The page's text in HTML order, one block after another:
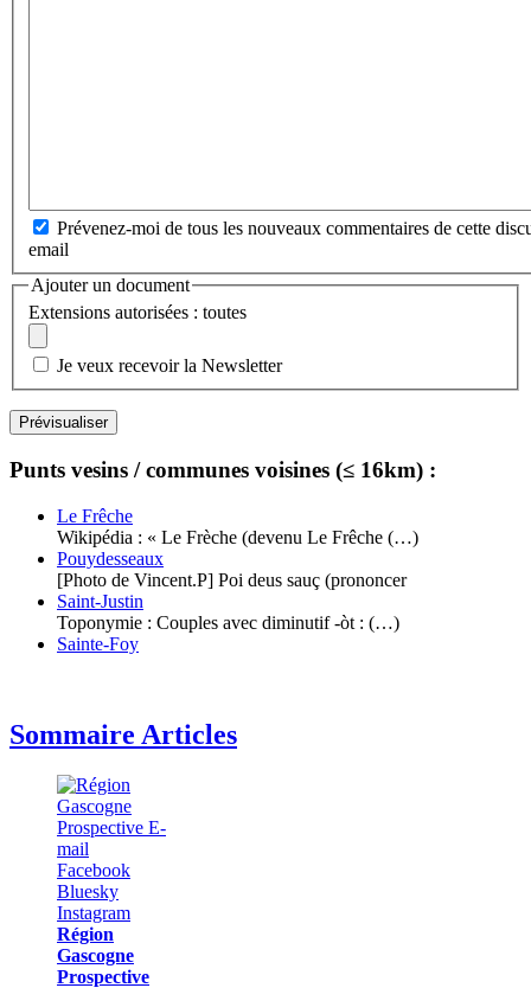
Prévenez-moi de tous les nouveaux commentaires de cette
email
Ajouter un document
Extensions autorisées : toutes
Je veux recevoir la Newsletter
Punts vesins / communes voisines (≤ 16km) :
Le Frêche
Wikipédia : « Le Frèche (devenu Le Frêche (…)
Pouydesseaux
[Photo de Vincent.P] Poi deus sauç (prononcer
Saint-Justin
Toponymie : Couples avec diminutif -òt : (…)
Sainte-Foy
Sommaire Articles
Région
Gascogne
Prospective